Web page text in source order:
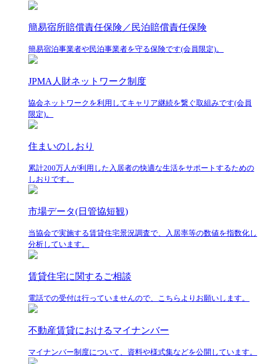
簡易宿所賠償責任保険／民泊賠償責任保険
簡易宿泊事業者や民泊事業者を守る保険です(会員限定)。
JPMA人財ネットワーク制度
協会ネットワークを利用してキャリア継続を繋ぐ取組みです(会員
限定)。
住まいのしおり
累計200万人が利用した入居者の快適な生活をサポートするための
しおりです。
市場データ(日管協短観)
当協会で実施する賃貸住宅景況調査で、入居率等の数値を指数化し
分析しています。
賃貸住宅に関するご相談
電話での受付は行っていませんので、こちらよりお願いします。
不動産賃貸におけるマイナンバー
マイナンバー制度について、資料や様式集などを公開しています。